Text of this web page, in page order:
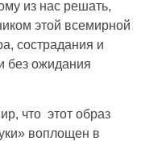
из нас решать,
этой всемирной
сострадания и
без ожидания
что этот образ
воплощен в